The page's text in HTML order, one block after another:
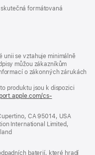
skutečná formátovaná
unii se vztahuje minimálně
můžou zákazníkům
o zákonných zárukách
produktu jsou k dispozici
cs-
CA 95014, USA
International Limited,
baterií, které hradí